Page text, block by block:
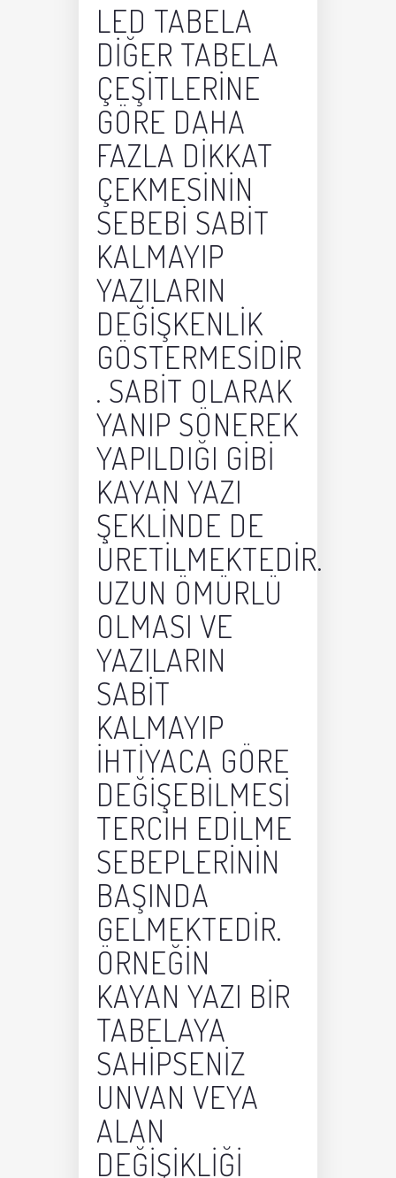
LED TABELA
DIĞER TABELA
ÇEŞITLERINE
GÖRE DAHA
FAZLA DIKKAT
ÇEKMESININ
SEBEBI SABIT
KALMAYIP
YAZILARIN
DEĞIŞKENLIK
GÖSTERMESIDIR
. SABIT OLARAK
YANIP SÖNEREK
YAPILDIĞI GIBI
KAYAN YAZI
ŞEKLINDE DE
ÜRETILMEKTEDIR.
UZUN ÖMÜRLÜ
OLMASI VE
YAZILARIN
SABIT
KALMAYIP
IHTIYACA GÖRE
DEĞIŞEBILMESI
TERCIH EDILME
SEBEPLERININ
BAŞINDA
GELMEKTEDIR.
ÖRNEĞIN
KAYAN YAZI BIR
TABELAYA
SAHIPSENIZ
UNVAN VEYA
ALAN
DEĞIŞIKLIĞI